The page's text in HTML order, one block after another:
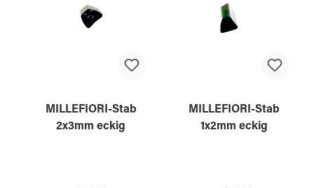
MILLEFIORI-Stab
2x3mm eckig
MILLEFIORI-Stab
1x2mm eckig